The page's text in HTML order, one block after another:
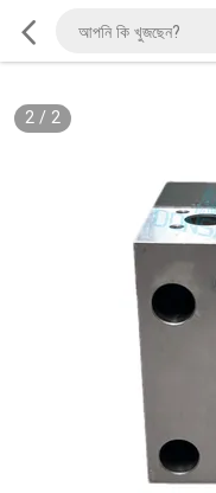
2/ 2